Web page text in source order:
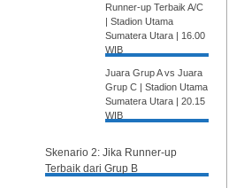
Runner-up Terbaik A/C
| Stadion Utama
Sumatera Utara | 16.00
WIB
Juara Grup A vs Juara
Grup C | Stadion Utama
Sumatera Utara | 20.15
WIB
Skenario 2: Jika Runner-up
Terbaik dari Grup B